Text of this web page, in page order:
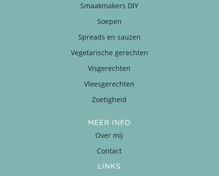
Smaakmakers DIY
Soepen
Spreads en sauzen
Vegetarische gerechten
Visgerechten
Vleesgerechten
Zoetigheid
MEER INFO
Over mij
Contact
LINKS